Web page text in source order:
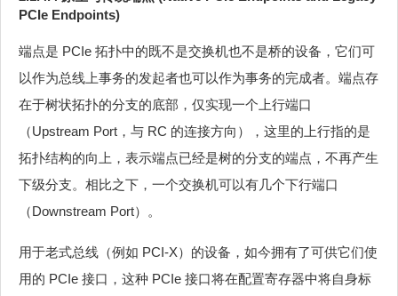
PCIe Endpoints)
端点是 PCIe 拓扑中的既不是交换机也不是桥的设备，它们可
以作为总线上事务的发起者也可以作为事务的完成者。端点存
在于树状拓扑的分支的底部，仅实现一个上行端口
（Upstream Port，与 RC 的连接方向），这里的上行指的是
拓扑结构的向上，表示端点已经是树的分支的端点，不再产生
下级分支。相比之下，一个交换机可以有几个下行端口
（Downstream Port）。
用于老式总线（例如 PCI-X）的设备，如今拥有了可供它们使
用的 PCIe 接口，这种 PCIe 接口将在配置寄存器中将自身标